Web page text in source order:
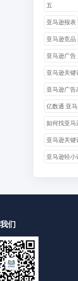
五
亚马逊报表
亚马逊竞品
亚马逊广告
亚马逊关键
亚马逊广告
亿数通 亚
如何找亚马
亚马逊关键
亚马逊轻小
们